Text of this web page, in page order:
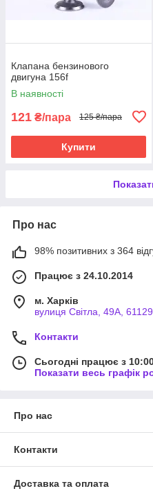
Клапана бензинового
двигуна 156f
В наявності
121 ₴/пара 125 ₴/пара
Купити
Про нас
98% позитивних з 364
Працює з 24.10.2014
м. Харків
вулиця Світла, 49А,
Контакти
Сьогодні працює з
Показати весь графік
Про нас
Контакти
Доставка та оплата